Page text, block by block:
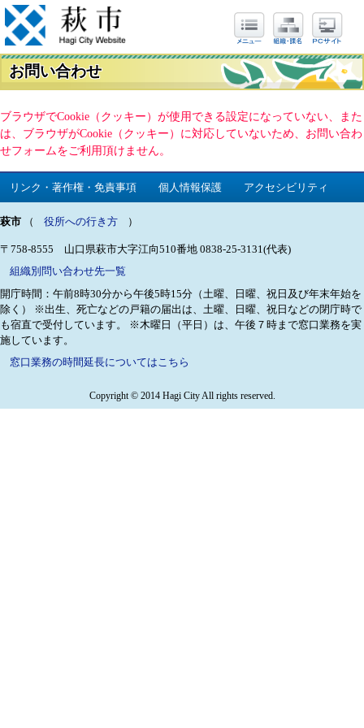
お問い合わせ
ブラウザでCookie（クッキー）が使用できる設定になっていない、また
は、ブラウザがCookie（クッキー）に対応していないため、お問い合わ
せフォームをご利用頂けません。
リンク・著作権・免責事項 個人情報保護 アクセシビリティ
萩市 （ 役所への行き方 ）
〒758-8555 山口県萩市大字江向510番地 0838-25-3131(代表)
組織別問い合わせ先一覧
開庁時間：午前8時30分から午後5時15分（土曜、日曜、祝日及び年末年始を
除く）
※出生、死亡などの戸籍の届出は、土曜、日曜、祝日などの閉庁時で
も宿直で受付しています。
※木曜日（平日）は、午後７時まで窓口業務を実
施しています。
窓口業務の時間延長についてはこちら
Copyright © 2014 Hagi City All rights reserved.